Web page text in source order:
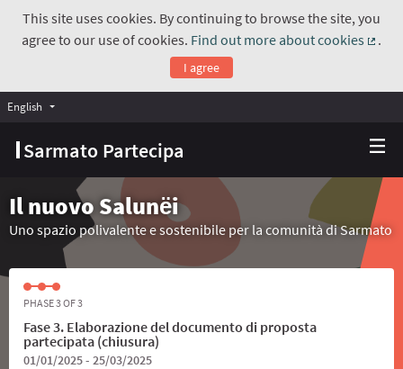
This site uses cookies. By continuing to browse the site, you
agree to our use of cookies. Find out more about cookies
.
I agree
Sarmato Partecipa
English Choose language
Il nuovo Salunёi
Uno spazio polivalente e sostenibile per la comunità di Sarmato
PHASE 3 OF 3
Fase 3. Elaborazione del documento di proposta
partecipata (chiusura)
01/01/2025 - 25/03/2025